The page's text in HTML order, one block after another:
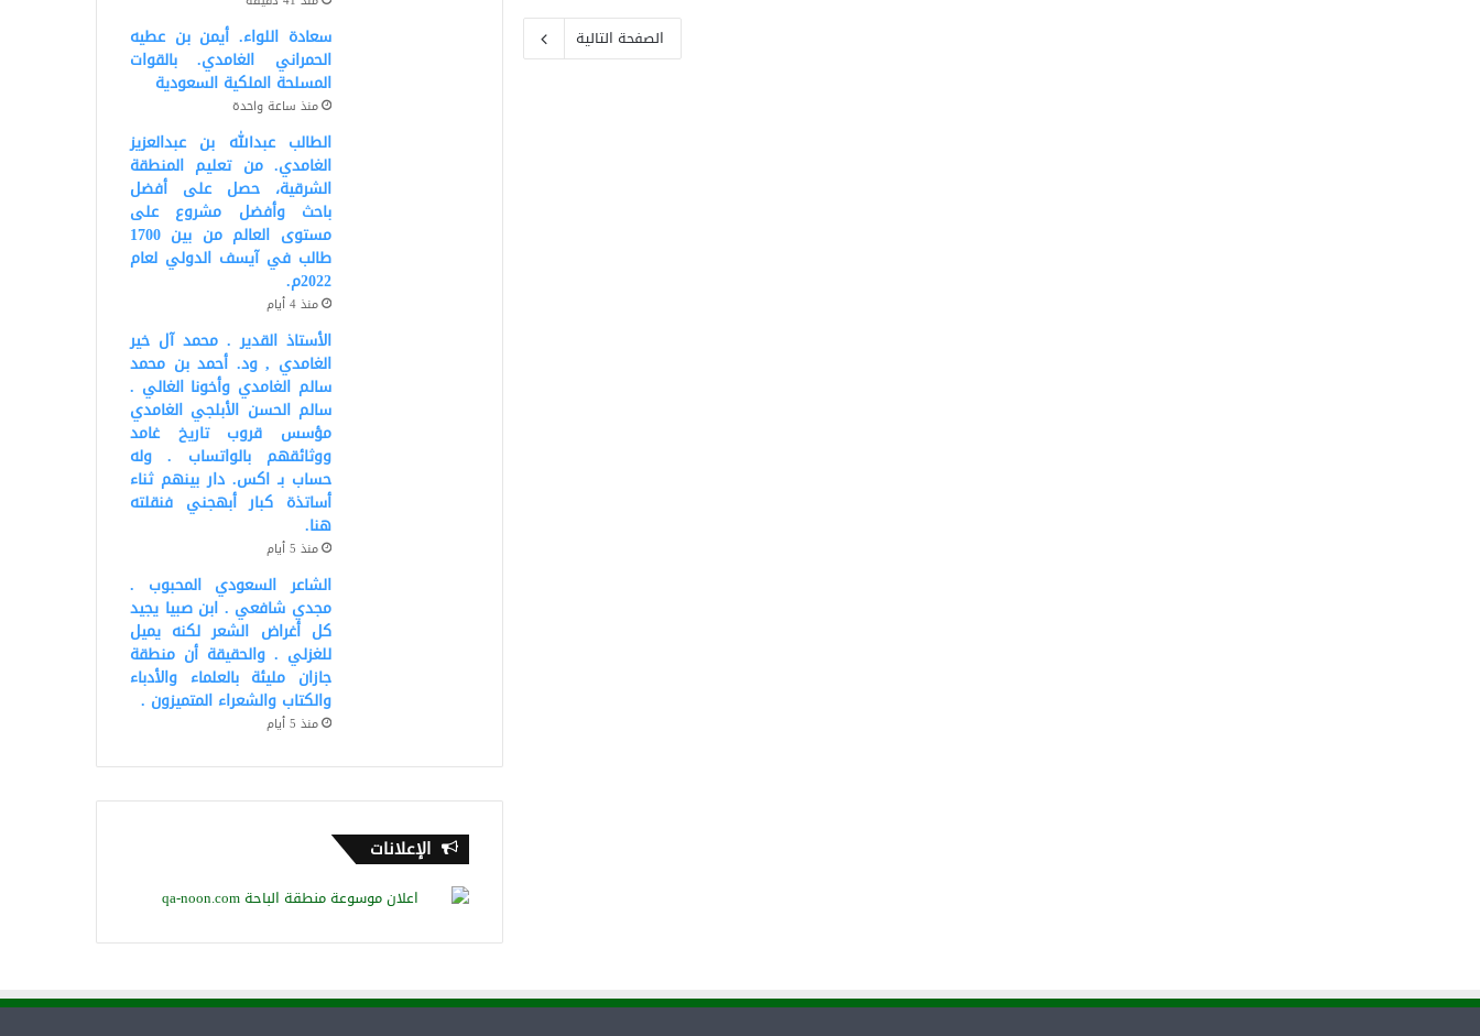
الصفحة التالية سعادة اللواء. أيمن بن عطيه
الحمراني الغامدي. بالقوات
المسلحة الملكية السعودية
منذ ساعة واحدة
الطالب عبدالله بن عبدالعزيز
الغامدي. من تعليم المنطقة
الشرقية، حصل على أفضل
باحث وأفضل مشروع على
مستوى العالم من بين 1700
طالب في آيسف الدولي لعام
2022م.
منذ 4 أيام
الأستاذ القدير . محمد آل خير
الغامدي , ود. أحمد بن محمد
سالم الغامدي وأخونا الغالي .
سالم الحسن الأبلجي الغامدي
مؤسس قروب تاريخ غامد
ووثائقهم بالواتساب . وله
حساب بـ اكس. دار بينهم ثناء
أساتذة كبار أبهجني فنقلته
هنا.
منذ 5 أيام
الشاعر السعودي المحبوب .
مجدي شافعي . ابن صبيا يجيد
كل أغراض الشعر لكنه يميل
للغزلي . والحقيقة أن منطقة
جازان مليئة بالعلماء والأدباء
والكتاب والشعراء المتميزون .
منذ 5 أيام
الإعلانات